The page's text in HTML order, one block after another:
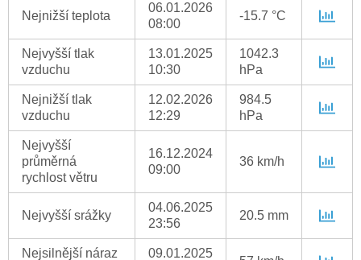
Nejnižší teplota
06.01.2026
08:00
-15.7 °C
Nejvyšší tlak
vzduchu
13.01.2025
10:30
1042.3
hPa
Nejnižší tlak
vzduchu
12.02.2026
12:29
984.5
hPa
Nejvyšší
průměrná
rychlost větru
16.12.2024
09:00
36 km/h
Nejvyšší srážky
04.06.2025
23:56
20.5 mm
Nejsilnější náraz
09.01.2025